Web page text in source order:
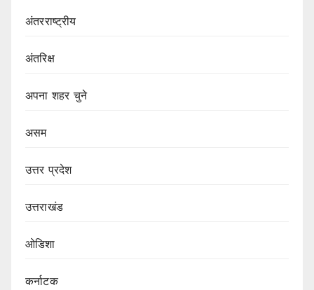
अंतरराष्ट्रीय
अंतरिक्ष
अपना शहर चुने
असम
उत्तर प्रदेश
उत्तराखंड
ओडिशा
कर्नाटक